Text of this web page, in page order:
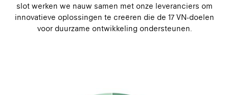
slot werken we nauw samen met onze leveranciers om
innovatieve oplossingen te creëren die de 17 VN-doelen
voor duurzame ontwikkeling ondersteunen.